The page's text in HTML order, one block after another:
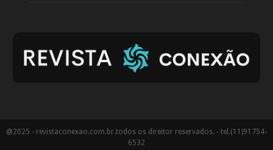
@2025 - revistaconexao.com.br.todos os direitor reservados. - tel.(11)91754-
6532